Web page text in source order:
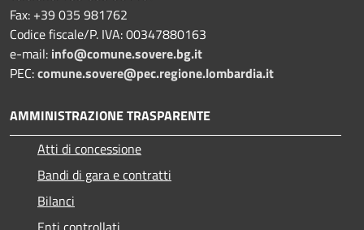
Fax: +39 035 981762
Codice fiscale/P. IVA: 00347880163
e-mail: info@comune.sovere.bg.it
PEC:comune.sovere@pec.regione.lombardia.it
AMMINISTRAZIONE TRASPARENTE
Atti di concessione
Bandi di gara e contratti
Bilanci